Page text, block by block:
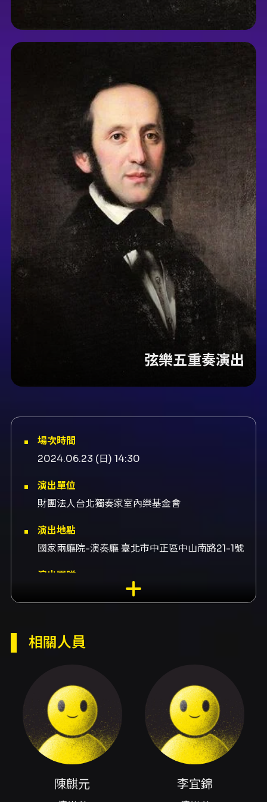
弦樂五重奏演出
場次時間
2024.06.23 (日) 14:30
演出單位
財團法人台北獨奏家室內樂基金會
演出地點
國家兩廳院-演奏廳 臺北市中正區中山南路21-1號
演出團隊
演出者陳麒元、演出者李宜錦、演出者鄧皓敦、
內容簡介
奏出現在他創作生涯的開始與結束，它們清新悅
耳、甜美動人，被認為是室內樂曲目中不可多得
的傑出作品。由現任美國聖地牙哥交響樂團中提
琴終身首席陳麒元與台灣首屈一指的首席四重
奏，首次聯手合作演繹這兩首長期被忽略的弦樂
五重奏，勢必為台灣古典室內樂樂迷帶來一場難
得一見的精彩演出。
相關人員
陳麒元 李宜錦